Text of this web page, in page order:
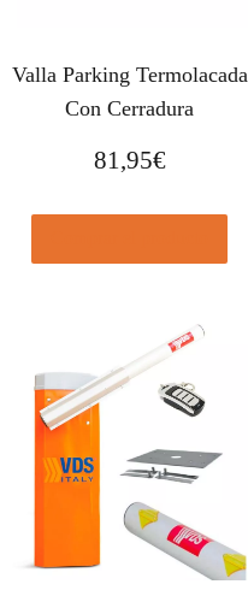
Valla Parking Termolacada
Con Cerradura
81,95€